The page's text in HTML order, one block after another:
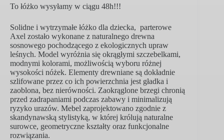
To łóżko wysyłamy w ciągu 48h!!!
Solidne i wytrzymałe łóżko dla dziecka, parterowe
Axel zostało wykonane z naturalnego drewna
sosnowego pochodzącego z ekologicznych upraw
leśnych. Model wyróżnia się okrągłymi szczebelkami,
modnymi kolorami, możliwością wyboru różnej
wysokości nóżek. Elementy drewniane są dokładnie
szlifowane przez co ich powierzchnia jest gładka i
zaoblona, bez nierówności. Zaokrąglone brzegi chronią
przed zadrapaniami podczas zabawy i minimalizują
ryzyko urazów. Mebel zaprojektowano zgodnie z
skandynawską stylistyką, w której królują naturalne
surowce, geometryczne kształty oraz funkcjonalne
rozwiązania.